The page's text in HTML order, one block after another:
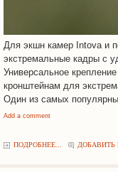
Для экшн камер Intova и
экстремальные кадры с
Универсальное
кронштейнам для
Один из самых
Add a comment
ПОДРОБНЕЕ...